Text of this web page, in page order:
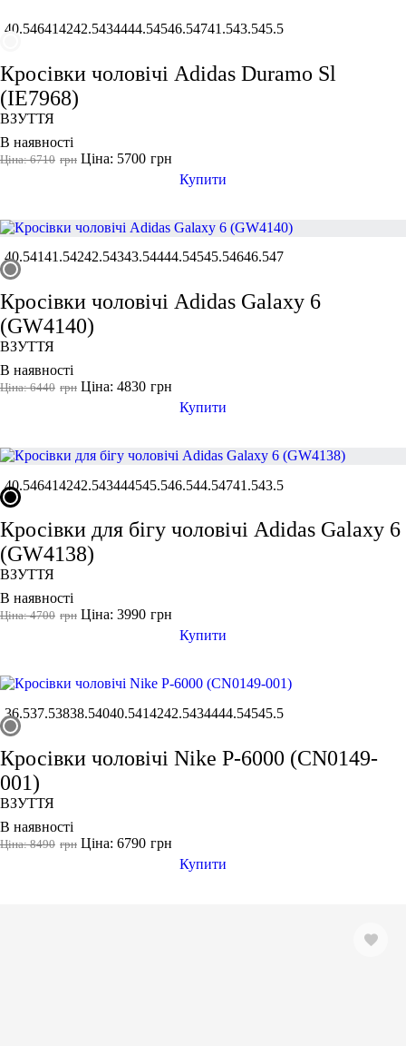
40.546414242.5434444.54546.54741.543.545.5
Кросівки чоловічі Adidas Duramo Sl
(IE7968)
ВЗУТТЯ
В наявності
грн
Ціна: 6710 грн
Ціна: 5700
Купити
40.54141.54242.54343.54444.54545.54646.547
Кросівки чоловічі Adidas Galaxy 6
(GW4140)
ВЗУТТЯ
В наявності
грн
Ціна: 6440 грн
Ціна: 4830
Купити
40.546414242.543444545.546.544.54741.543.5
Кросівки для бігу чоловічі Adidas Galaxy 6
(GW4138)
ВЗУТТЯ
В наявності
грн
Ціна: 4700 грн
Ціна: 3990
Купити
36.537.53838.54040.5414242.5434444.54545.5
Кросівки чоловічі Nike P-6000 (CN0149-
001)
ВЗУТТЯ
В наявності
грн
Ціна: 8490 грн
Ціна: 6790
Купити